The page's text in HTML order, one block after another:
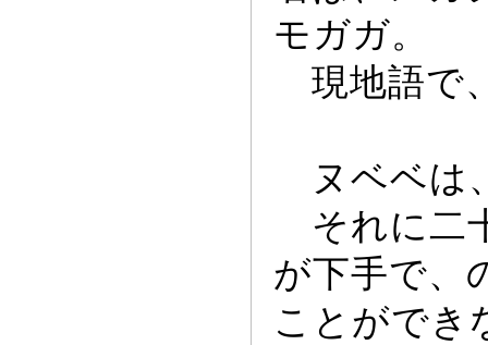
モガガ。
現地語で
ヌベベは
それに二
が下手で、
ことができ